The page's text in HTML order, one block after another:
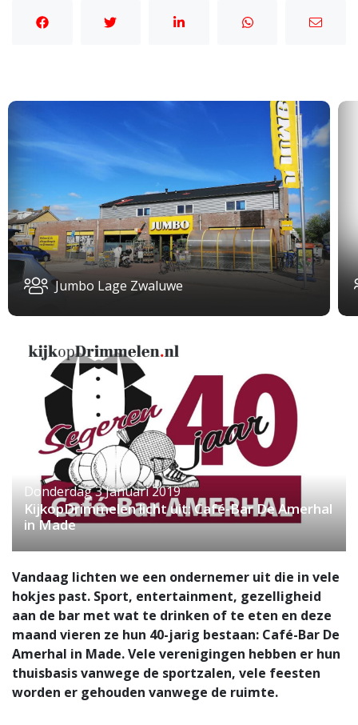
Jumbo Lage Zwaluwe
Donderdag 3 Januari 2019
KijkopDrimmelen licht uit: Café-Bar De Amerhal
in Made
Vandaag lichten we een ondernemer uit die in vele
hokjes past. Sport, entertainment, gezelligheid
aan de bar met wat te drinken of te eten en deze
maand vieren ze hun 40-jarig bestaan: Café-Bar De
Amerhal in Made. Vele verenigingen hebben er hun
thuisbasis vanwege de sportzalen, vele feesten
worden er gehouden vanwege de ruimte.